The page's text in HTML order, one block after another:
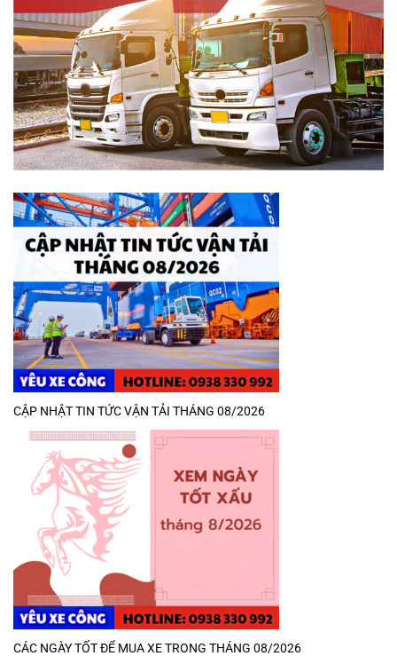
CẬP NHẬT TIN TỨC VẬN TẢI THÁNG 08/2026
CÁC NGÀY TỐT ĐỂ MUA XE TRONG THÁNG 08/2026